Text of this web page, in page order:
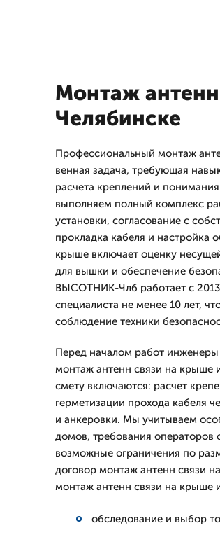
Монтаж
Челябинске
Профессиональный монтаж
венная задача, требующая
расчета креплений и
выполняем полный комплекс
установки, согласование с
прокладка кабеля и настройка
крыше включает оценку
для вышки и обеспечение
ВЫСОТНИК-Члб работает с
специалиста не менее 10 лет,
соблюдение техники
Перед началом работ
монтаж антенн связи на крыше
смету включаются: расчет
герметизации прохода кабеля
и анкеровки. Мы учитываем
домов, требования операторов
возможные ограничения по
договор монтаж антенн связи
монтаж антенн связи на крыше
обследование и выбор